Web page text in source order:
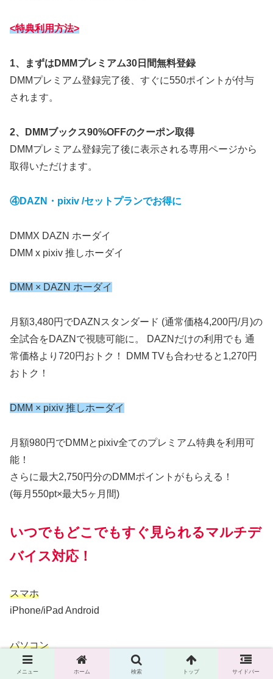
<特典利用方法>
1、まずはDMMプレミアム30日間無料登録
DMMプレミアム登録完了後、すぐに550ポイントが付与
されます。
2、DMMブックス90%OFFのクーポン取得
DMMプレミアム登録完了後に表示される専用ページから
取得いただけます。
④DAZN・pixiv /セットプランでお得に
DMMX DAZN ホーダイ
DMM x pixiv 推しホーダイ
DMM × DAZN ホーダイ
月額3,480円でDAZNスタンダード (通常価格4,200円/月)の
全試合をDAZNで視聴可能に。 DAZNだけの利用でも 通
常価格より720円おトク！ DMM TVも合わせると1,270円
おトク！
DMM × pixiv 推しホーダイ
月額980円でDMMとpixiv全てのプレミアム特典を利用可
能！
さらに最大2,750円分のDMMポイントがもらえる！
(毎月550pt×最大5ヶ月間)
いつでもどこでもすぐ見られるマルチデ
バイス対応！
スマホ
iPhone/iPad Android
パソコン
Mac OS
メニュー ホーム 検索 トップ サイドバー